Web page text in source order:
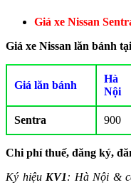
Giá xe Nissan
Giá xe Nissan lăn bánh
Giá lăn bánh
Hà
Nội
Sentra 900
Chi phí thuế, đăng ký,
Ký hiệu KV1: Hà Nội &